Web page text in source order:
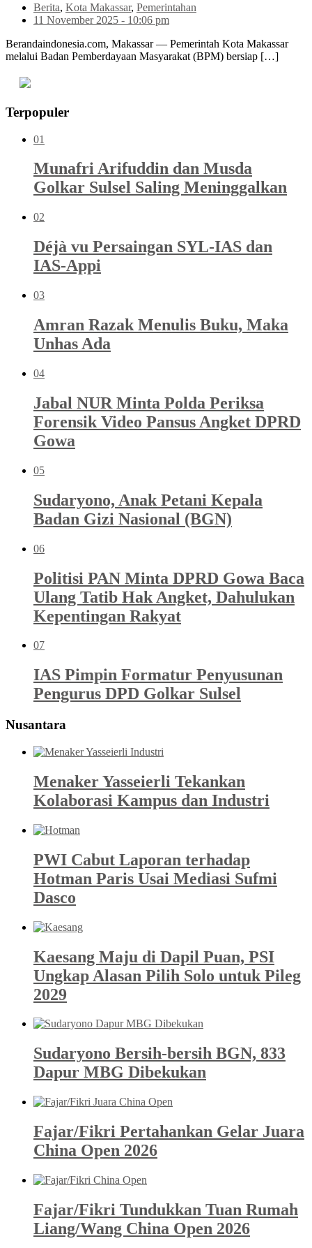
Berita, Kota Makassar, Pemerintahan
11 November 2025 - 10:06 pm
Berandaindonesia.com, Makassar — Pemerintah Kota Makassar
melalui Badan Pemberdayaan Masyarakat (BPM) bersiap […]
Terpopuler
01
Munafri Arifuddin dan Musda
Golkar Sulsel Saling Meninggalkan
02
Déjà vu Persaingan SYL-IAS dan
IAS-Appi
03
Amran Razak Menulis Buku, Maka
Unhas Ada
04
Jabal NUR Minta Polda Periksa
Forensik Video Pansus Angket DPRD
Gowa
05
Sudaryono, Anak Petani Kepala
Badan Gizi Nasional (BGN)
06
Politisi PAN Minta DPRD Gowa Baca
Ulang Tatib Hak Angket, Dahulukan
Kepentingan Rakyat
07
IAS Pimpin Formatur Penyusunan
Pengurus DPD Golkar Sulsel
Nusantara
Menaker Yasseierli Tekankan
Kolaborasi Kampus dan Industri
PWI Cabut Laporan terhadap
Hotman Paris Usai Mediasi Sufmi
Dasco
Kaesang Maju di Dapil Puan, PSI
Ungkap Alasan Pilih Solo untuk Pileg
2029
Sudaryono Bersih-bersih BGN, 833
Dapur MBG Dibekukan
Fajar/Fikri Pertahankan Gelar Juara
China Open 2026
Fajar/Fikri Tundukkan Tuan Rumah
Liang/Wang China Open 2026